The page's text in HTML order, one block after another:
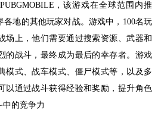
，该游戏在全球范围内推
地的其他玩家对战。游戏中，100名玩
场上，他们需要通过搜索资源、武器和
的战斗，最终成为最后的幸存者。游戏
模式、战车模式、僵尸模式等，以及多
以通过战斗获得经验和奖励，提升角色
的竞争力